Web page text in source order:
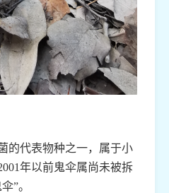
的代表物种之一，属于小
年以前鬼伞属尚未被拆
”。